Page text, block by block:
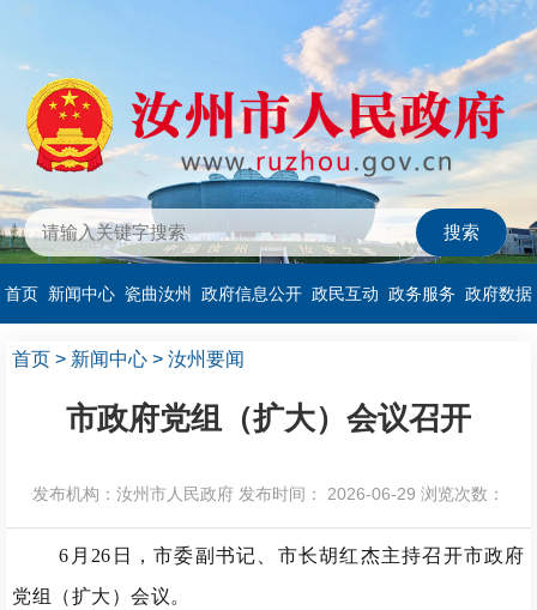
首页 新闻中心 瓷曲汝州 政府信息公开 政民互动 政务服务 政府数据
首页 > 新闻中心 > 汝州要闻
市政府党组（扩大）会议召开
发布机构：汝州市人民政府 发布时间： 2026-06-29 浏览次数：
6月26日，市委副书记、市长胡红杰主持召开市政府
党组（扩大）会议。